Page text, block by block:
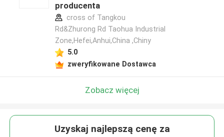
producenta
cross of Tangkou
Rd&Zhurong Rd Taohua Industrial
Zone,Hefei,Anhui,China ,Chiny
5.0
zweryfikowane Dostawca
Zobacz więcej
Uzyskaj najlepszą cenę za